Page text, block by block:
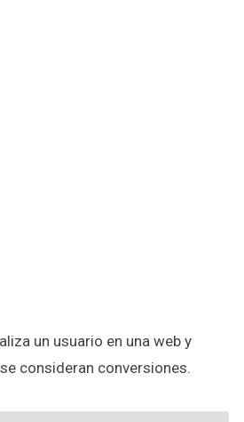
un usuario en una web y
consideran conversiones.